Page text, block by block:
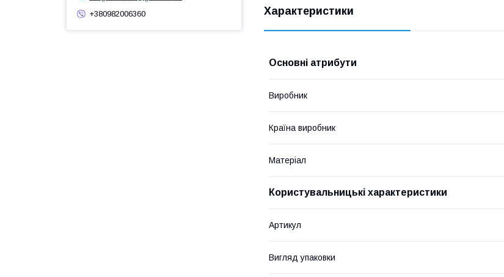
Характеристики
Основні атрибути
Виробник
Країна виробник
Матеріал
Користувальницькі характеристики
Артикул
Вигляд упаковки
+380982006360